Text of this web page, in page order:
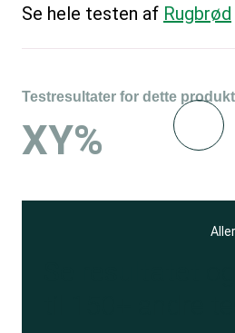
Se hele testen af Rugbrød
Testresultater for dette produkt
XY%